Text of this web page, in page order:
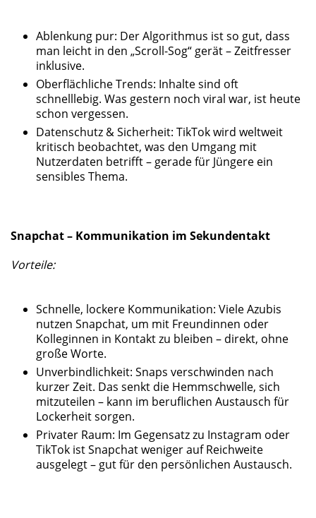
Ablenkung pur: Der Algorithmus ist so gut, dass
man leicht in den „Scroll-Sog“ gerät – Zeitfresser
inklusive.
Oberflächliche Trends: Inhalte sind oft
schnelllebig. Was gestern noch viral war, ist heute
schon vergessen.
Datenschutz & Sicherheit: TikTok wird weltweit
kritisch beobachtet, was den Umgang mit
Nutzerdaten betrifft – gerade für Jüngere ein
sensibles Thema.
Snapchat – Kommunikation im Sekundentakt
Vorteile:
Schnelle, lockere Kommunikation: Viele Azubis
nutzen Snapchat, um mit Freundinnen oder
Kolleginnen in Kontakt zu bleiben – direkt, ohne
große Worte.
Unverbindlichkeit: Snaps verschwinden nach
kurzer Zeit. Das senkt die Hemmschwelle, sich
mitzuteilen – kann im beruflichen Austausch für
Lockerheit sorgen.
Privater Raum: Im Gegensatz zu Instagram oder
TikTok ist Snapchat weniger auf Reichweite
ausgelegt – gut für den persönlichen Austausch.